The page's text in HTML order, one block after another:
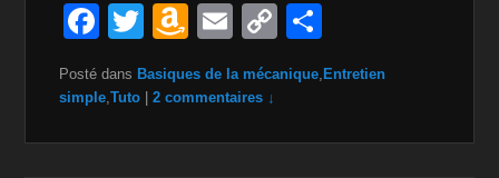
F
a
c
T
wi
tt
A
m
a
E
m
ail
C
o
p
ar
ta
Posté dans Basiques de la mécanique, Entretien
simple,Tuto |2 commentaires ↓